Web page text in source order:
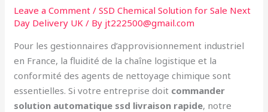
Leave a Comment /SSD Chemical Solution for Sale Next
Day Delivery UK / By jt222500@gmail.com
Pour les gestionnaires d’approvisionnement industriel
en France, la fluidité de la chaîne logistique et la
conformité des agents de nettoyage chimique sont
essentielles. Si votre entreprise doit commander
solution automatique ssd livraison rapide, notre